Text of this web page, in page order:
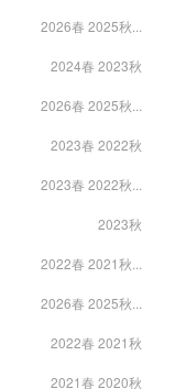
2026春 2025秋...
2024春 2023秋
2026春 2025秋...
2023春 2022秋
2023春 2022秋...
2023秋
2022春 2021秋...
2026春 2025秋...
2022春 2021秋
2021春 2020秋